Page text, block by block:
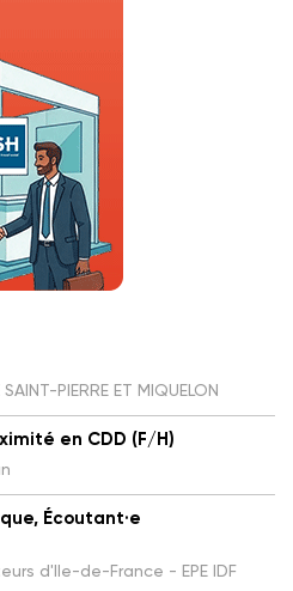
PIERRE ET MIQUELON
en CDD (F/H)
Écoutant·e
d'Ile-de-France - EPE IDF